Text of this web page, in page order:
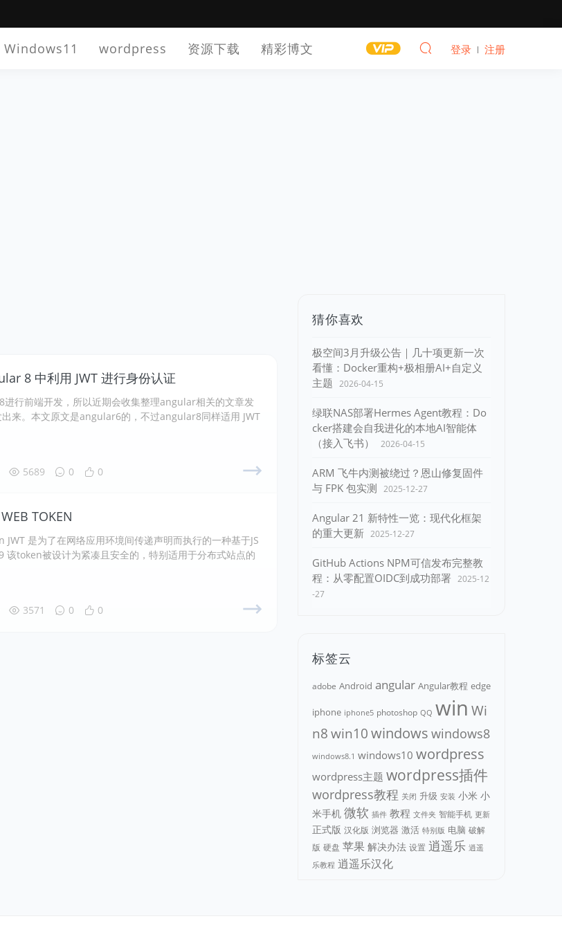
Windows11 wordpress 资源下载 精彩博文 登录 注册
8 中利用 JWT 进行身份认证
行前端开发，所以近期会收集整理angular相关的文章发
来。本文原文是angular6的，不过angular8同样适用 JWT
5689 0 0
TOKEN
JWT 是为了在网络应用环境间传递声明而执行的一种基于JS
该token被设计为紧凑且安全的，特别适用于分布式站点的
3571 0 0
猜你喜欢
极空间3月升级公告｜几十项更新一次
看懂：Docker重构+极相册AI+自定义
主题 2026-04-15
绿联NAS部署Hermes Agent教程：Do
cker搭建会自我进化的本地AI智能体
（接入飞书）
2026-04-15
ARM 飞牛内测被绕过？恩山修复固件
与 FPK 包实测 2025-12-27
Angular 21 新特性一览：现代化框架
的重大更新 2025-12-27
GitHub Actions NPM可信发布完整教
程：从零配置OIDC到成功部署 2025-12
-27
标签云
adobe Android angular Angular教程 edge
iphone iphone5 photoshop QQ win Wi
n8win10windows windows8
windows8.1 windows10 wordpress
wordpress主题 wordpress插件
wordpress教程 关闭 升级 安装 小米 小
米手机 微软 插件 教程 文件夹 智能手机 更新
正式版 汉化版 浏览器 激活 特别版 电脑 破解
版 硬盘 苹果 解决办法 设置 逍遥乐 逍遥
乐教程 逍遥乐汉化